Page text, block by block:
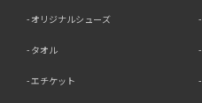
オリジナルシューズ
タオル
エチケット